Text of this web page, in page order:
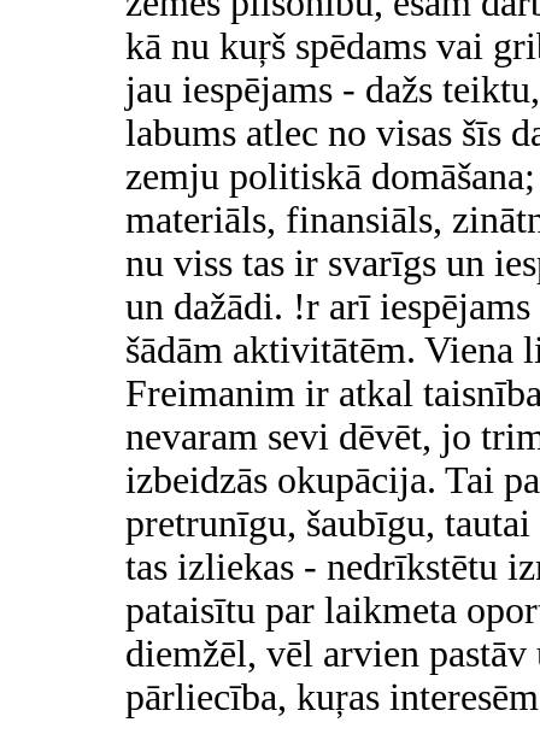
kā nu kuŗš spēdams vai
jau iespējams - dažs
labums atlec no visas šīs
zemju politiskā
materiāls, finansiāls,
nu viss tas ir svarīgs un
un dažādi. !r arī
šādām aktivitātēm. Viena
Freimanim ir atkal
nevaram sevi dēvēt, jo
izbeidzās okupācija. Tai
pretrunīgu, šaubīgu,
tas izliekas - nedrīkstētu
pataisītu par laikmeta
diemžēl, vēl arvien
pārliecība, kuŗas